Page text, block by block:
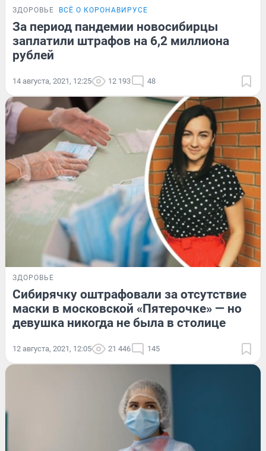
ЗДОРОВЬЕ ВСЁ О КОРОНАВИРУСЕ
За период пандемии новосибирцы
заплатили штрафов на 6,2 миллиона
рублей
14 августа, 2021, 12:25 12 193 48
ЗДОРОВЬЕ
Сибирячку оштрафовали за отсутствие
маски в московской «Пятерочке» — но
девушка никогда не была в столице
12 августа, 2021, 12:05 21 446 145